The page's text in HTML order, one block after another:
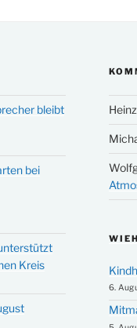
bleibt
bei
Kreis
Heinz
6.